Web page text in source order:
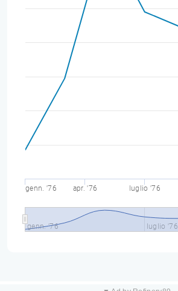
genn. '76 apr. '76 luglio '76
genn. '76 luglio '76